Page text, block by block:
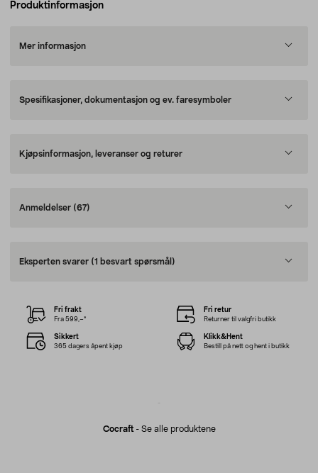
Produktinformasjon
Mer informasjon
Spesifikasjoner, dokumentasjon og ev. faresymboler
Kjøpsinformasjon, leveranser og returer
Anmeldelser (67)
Eksperten svarer (1 besvart spørsmål)
Cocraft- Se alle produktene
Fri frakt
Fra 599,–*
Fri retur
Returner til valgfri butikk
Sikkert
365 dagers åpent kjøp
Klikk&Hent
Bestill på nett og hent i butikk